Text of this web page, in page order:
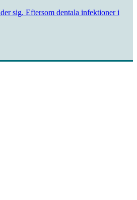
sig. Eftersom dentala infektioner i